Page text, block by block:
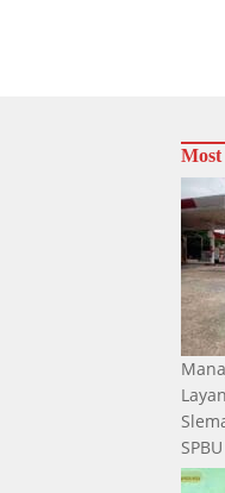
Most